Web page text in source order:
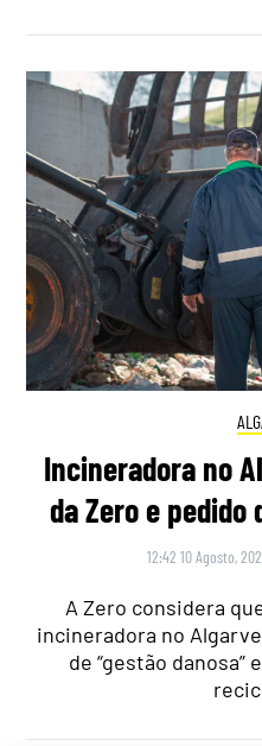
Incineradora no
da Zero e
12:42 10 Agosto,
A Zero considera
incineradora no
de “gestão danosa”